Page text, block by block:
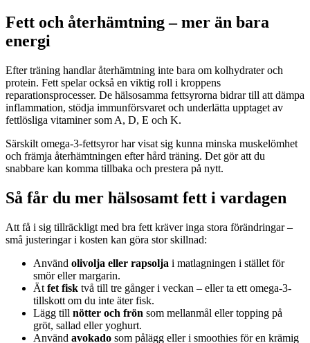
Fett och återhämtning – mer än bara
energi
Efter träning handlar återhämtning inte bara om kolhydrater och
protein. Fett spelar också en viktig roll i kroppens
reparationsprocesser. De hälsosamma fettsyrorna bidrar till att dämpa
inflammation, stödja immunförsvaret och underlätta upptaget av
fettlösliga vitaminer som A, D, E och K.
Särskilt omega-3-fettsyror har visat sig kunna minska muskelömhet
och främja återhämtningen efter hård träning. Det gör att du
snabbare kan komma tillbaka och prestera på nytt.
Så får du mer hälsosamt fett i vardagen
Att få i sig tillräckligt med bra fett kräver inga stora förändringar –
små justeringar i kosten kan göra stor skillnad:
Använd olivolja eller rapsolja i matlagningen i stället för
smör eller margarin.
Ät fet fisk två till tre gånger i veckan – eller ta ett omega-3-
tillskott om du inte äter fisk.
Lägg till nötter och frön som mellanmål eller topping på
gröt, sallad eller yoghurt.
Använd avokado som pålägg eller i smoothies för en krämig